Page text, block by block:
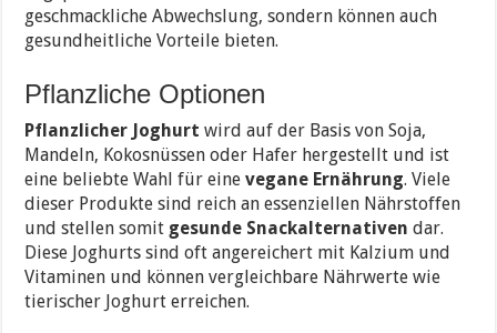
geschmackliche Abwechslung, sondern können auch
gesundheitliche Vorteile bieten.
Pflanzliche Optionen
Pflanzlicher Joghurt wird auf der Basis von Soja,
Mandeln, Kokosnüssen oder Hafer hergestellt und ist
eine beliebte Wahl für einevegane Ernährung. Viele
dieser Produkte sind reich an essenziellen Nährstoffen
und stellen somit gesunde Snackalternativen dar.
Diese Joghurts sind oft angereichert mit Kalzium und
Vitaminen und können vergleichbare Nährwerte wie
tierischer Joghurt erreichen.